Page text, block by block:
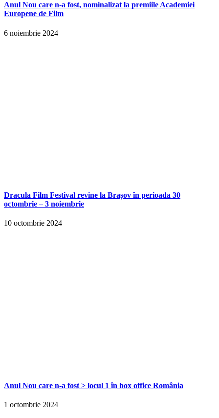
Anul Nou care n-a fost, nominalizat la premiile Academiei
Europene de Film
6 noiembrie 2024
Dracula Film Festival revine la Brașov în perioada 30
octombrie – 3 noiembrie
10 octombrie 2024
Anul Nou care n-a fost > locul 1 în box office România
1 octombrie 2024